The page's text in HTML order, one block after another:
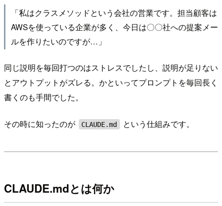
「私はクラスメソッドという会社の営業です。担当顧客は
AWSを使っている企業が多く、今日は〇〇社への提案メー
ルを作りたいのですが…」
同じ説明を毎回打つのはストレスでしたし、説明が足りない
とアウトプットがズレる。かといってプロンプトを毎回長く
書くのも手間でした。
その時に知ったのが CLAUDE.md という仕組みです。
CLAUDE.mdとは何か